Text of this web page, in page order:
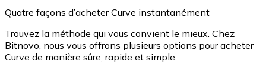
Quatre façons d’acheter Curve instantanément
Trouvez la méthode qui vous convient le mieux. Chez
Bitnovo, nous vous offrons plusieurs options pour acheter
Curve de manière sûre, rapide et simple.